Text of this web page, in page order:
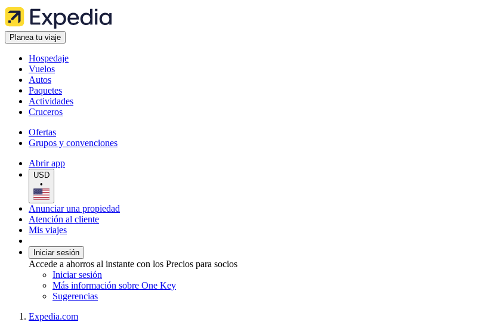
Planea tu viaje
Hospedaje
Vuelos
Autos
Paquetes
Actividades
Cruceros
Ofertas
Grupos y convenciones
Abrir app
USD
•
Anunciar una propiedad
Atención al cliente
Mis viajes
Iniciar sesión
Accede a ahorros al instante con los Precios para socios
Iniciar sesión
Más información sobre One Key
Sugerencias
Expedia.com